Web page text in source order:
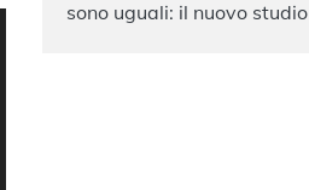
sono uguali: il nuovo studio